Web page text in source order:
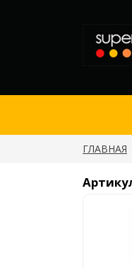
ГЛАВНАЯ